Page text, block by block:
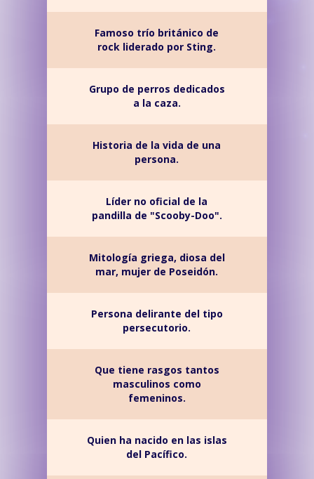
Famoso trío británico de
rock liderado por Sting.
Grupo de perros dedicados
a la caza.
Historia de la vida de una
persona.
Líder no oficial de la
pandilla de "Scooby-Doo".
Mitología griega, diosa del
mar, mujer de Poseidón.
Persona delirante del tipo
persecutorio.
Que tiene rasgos tantos
masculinos como
femeninos.
Quien ha nacido en las islas
del Pacífico.